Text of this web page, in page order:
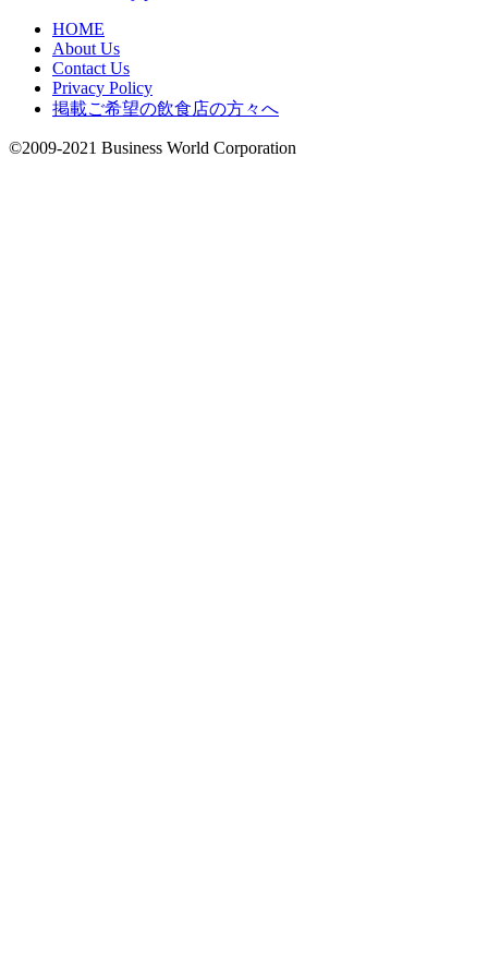
HOME
About Us
Contact Us
Privacy Policy
掲載ご希望の飲食店の方々へ
©2009-2021 Business World Corporation